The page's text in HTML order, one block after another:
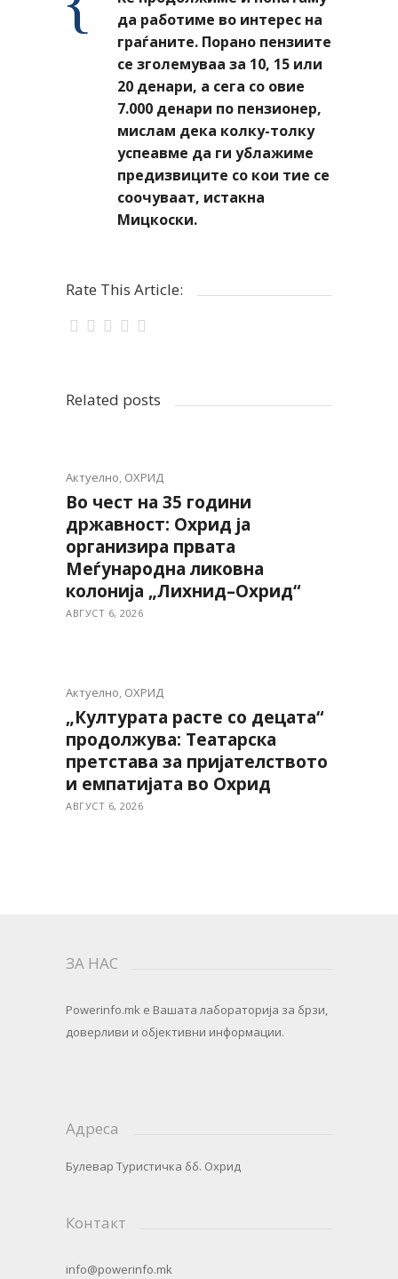
да работиме во интерес на
граѓаните. Порано пензиите
се зголемуваа за 10, 15 или
20 денари, а сега со овие
7.000 денари по пензионер,
мислам дека колку-толку
успеавме да ги ублажиме
предизвиците со кои тие се
соочуваат, истакна
Мицкоски.
Rate This Article:
Related posts
Актуелно, ОХРИД
Во чест на 35 години
државност: Охрид ја
организира првата
Меѓународна ликовна
колонија „Лихнид–Охрид“
АВГУСТ 6, 2026
Актуелно, ОХРИД
„Културата расте со децата“
продолжува: Театарска
претстава за пријателството
и емпатијата во Охрид
АВГУСТ 6, 2026
ЗА НАС
Powerinfo.mk e Вашата лабораторија за брзи,
доверливи и објективни информации.
Адреса
Булевар Туристичка бб. Охрид
Контакт
info@powerinfo.mk